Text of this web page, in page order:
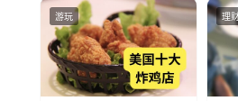
游玩 理